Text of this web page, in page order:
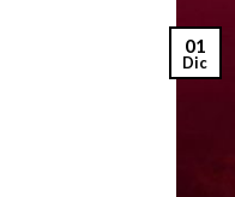
01
Dic